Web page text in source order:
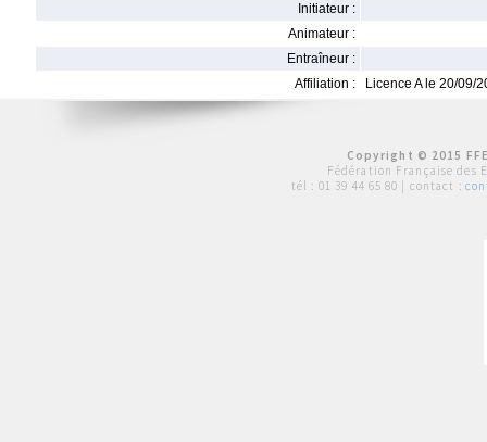
Initiateur :
Animateur :
Entraîneur :
Affiliation :
Licence A le 20/09/
Copyright © 2015
Fédération Française des
tél : 01 39 44 65 80 | contact :